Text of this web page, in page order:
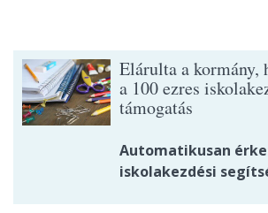
Elárulta a kormány,
a 100 ezres
támogatás
Automatikusan
iskolakezdési